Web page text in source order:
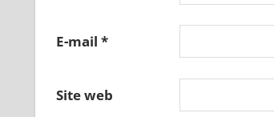
E-mail *
Site web